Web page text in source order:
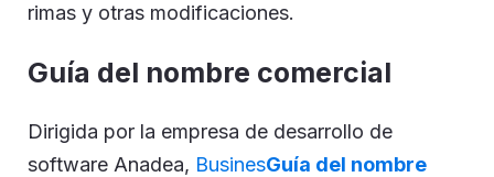
rimas y otras modificaciones.
Guía del nombre comercial
Dirigida por la empresa de desarrollo de
software Anadea, BusinesGuía del nombre